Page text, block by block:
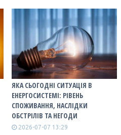
ЯКА СЬОГОДНІ СИТУАЦІЯ В
ЕНЕРГОСИСТЕМІ: РІВЕНЬ
СПОЖИВАННЯ, НАСЛІДКИ
ОБСТРІЛІВ ТА НЕГОДИ
2026-07-07 13:29